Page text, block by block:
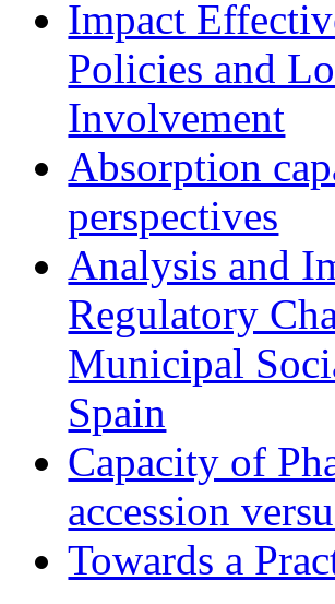
Impact
Policies and
Involvement
Absorption
perspectives
Analysis and
Regulatory
Municipal
Spain
Capacity of
accession
Towards a